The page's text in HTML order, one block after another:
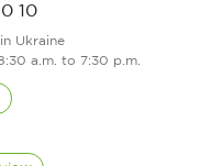
10
Ukraine
a.m. to 7:30 p.m.